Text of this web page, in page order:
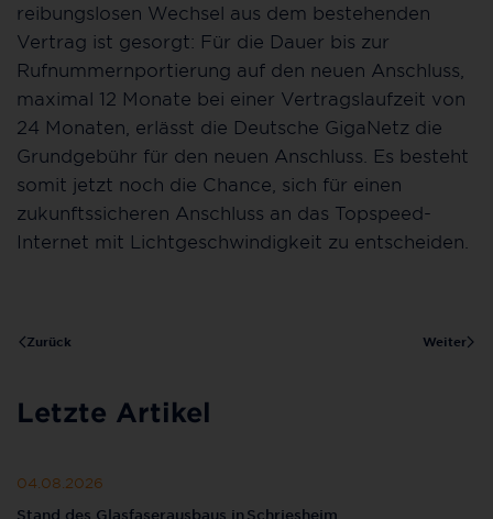
reibungslosen Wechsel aus dem bestehenden
Vertrag ist gesorgt: Für die Dauer bis zur
Rufnummernportierung auf den neuen Anschluss,
maximal 12 Monate bei einer Vertragslaufzeit von
24 Monaten, erlässt die Deutsche GigaNetz die
Grundgebühr für den neuen Anschluss. Es besteht
somit jetzt noch die Chance, sich für einen
zukunftssicheren Anschluss an das Topspeed-
Internet mit Lichtgeschwindigkeit zu entscheiden.
Zurück Weiter
Letzte Artikel
04.08.2026
Stand des Glasfaserausbaus in Schriesheim